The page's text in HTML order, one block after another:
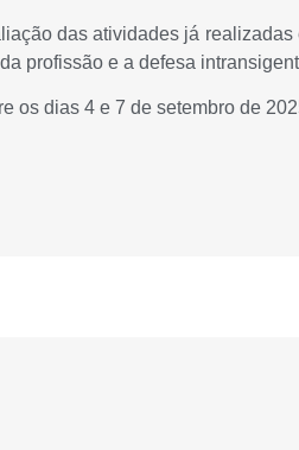
das atividades já
profissão e a defesa
os dias 4 e 7 de setembro de